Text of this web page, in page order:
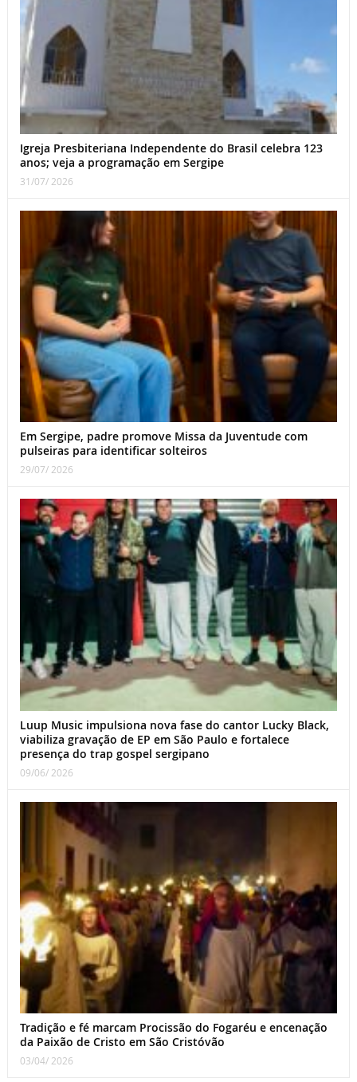
Igreja Presbiteriana Independente do Brasil celebra 123
anos; veja a programação em Sergipe
31/07/ 2026
Em Sergipe, padre promove Missa da Juventude com
pulseiras para identificar solteiros
29/07/ 2026
Luup Music impulsiona nova fase do cantor Lucky Black,
viabiliza gravação de EP em São Paulo e fortalece
presença do trap gospel sergipano
09/06/ 2026
Tradição e fé marcam Procissão do Fogaréu e encenação
da Paixão de Cristo em São Cristóvão
03/04/ 2026